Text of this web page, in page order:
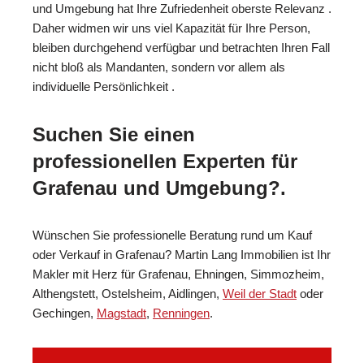
und Umgebung hat Ihre Zufriedenheit oberste Relevanz .
Daher widmen wir uns viel Kapazität für Ihre Person,
bleiben durchgehend verfügbar und betrachten Ihren Fall
nicht bloß als Mandanten, sondern vor allem als
individuelle Persönlichkeit .
Suchen Sie einen
professionellen Experten für
Grafenau und Umgebung?.
Wünschen Sie professionelle Beratung rund um Kauf
oder Verkauf in Grafenau? Martin Lang Immobilien ist Ihr
Makler mit Herz für Grafenau, Ehningen, Simmozheim,
Althengstett, Ostelsheim, Aidlingen, Weil der Stadt oder
Gechingen, Magstadt, Renningen.